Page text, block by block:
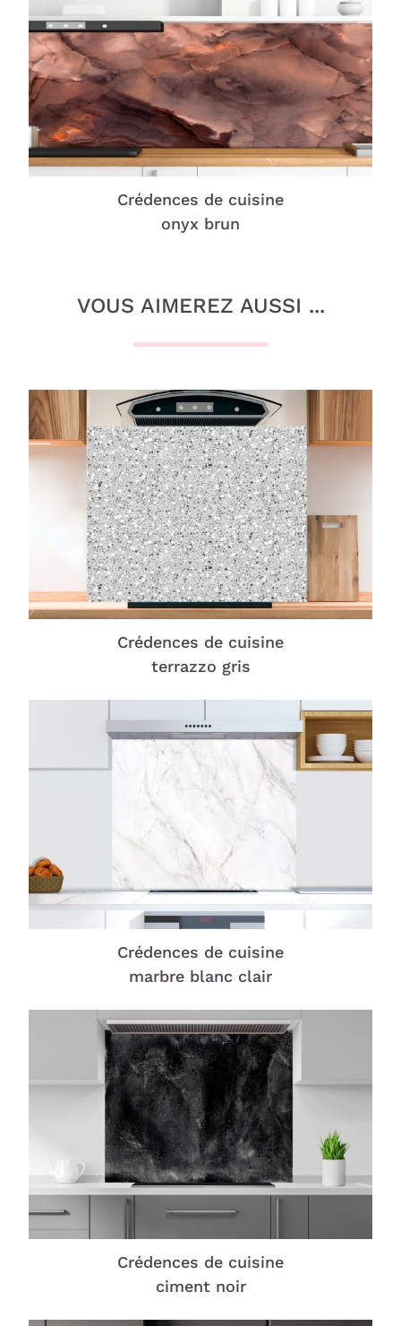
Crédences de cuisine
onyx brun
VOUS AIMEREZ AUSSI ...
Crédences de cuisine
terrazzo gris
Crédences de cuisine
marbre blanc clair
Crédences de cuisine
ciment noir